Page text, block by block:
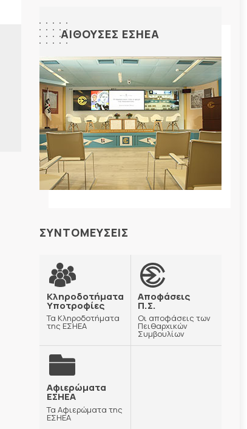
ΑΙΘΟΥΣΕΣ ΕΣΗΕΑ
ΣΥΝΤΟΜΕΥΣΕΙΣ
Κληροδοτήματα
Υποτροφίες
Τα Κληροδοτήματα
της ΕΣΗΕΑ
Αποφάσεις
Π.Σ.
Οι αποφάσεις των
Πειθαρχικών
Συμβουλίων
Αφιερώματα
ΕΣΗΕΑ
Τα Αφιερώματα της
ΕΣΗΕΑ